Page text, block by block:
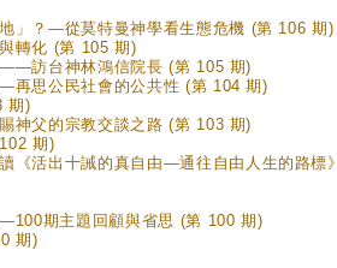
地」？—從莫特曼神學看生態危機 (第 106 期)
轉化 (第 105 期)
訪台神林鴻信院長 (第 105 期)
再思公民社會的公共性 (第 104 期)
期)
神父的宗教交談之路 (第 103 期)
期)
活出十誡的真自由—通往自由人生的路標》
期主題回顧與省思 (第 100 期)
期)